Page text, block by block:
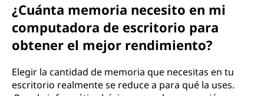
m
¿Cuánta memoria necesito en mi
computadora de escritorio para
obtener el mejor rendimiento?
Elegir la cantidad de memoria que necesitas en tu
escritorio realmente se reduce a para qué la uses.